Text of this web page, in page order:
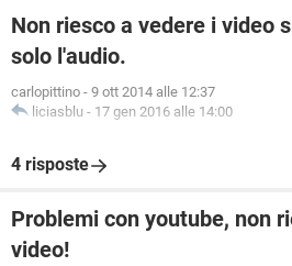
Non riesco a vedere i video
solo l'audio.
carlopittino - 9 ott 2014 alle 12:37
liciasblu - 17 gen 2016 alle 14:00
4 risposte
Problemi con youtube, non
video!